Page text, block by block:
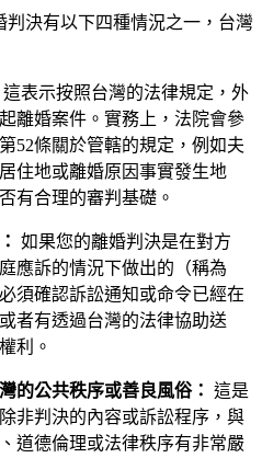
決有以下四種情況之一，台灣
這表示按照台灣的法律規定，外
離婚案件。實務上，法院會參
52條關於管轄的規定，例如夫
住地或離婚原因事實發生地
有合理的審判基礎。
如果您的離婚判決是在對方
應訴的情況下做出的（稱為
須確認訴訟通知或命令已經在
者有透過台灣的法律協助送
利。
的公共秩序或善良風俗： 這是
非判決的內容或訴訟程序，與
道德倫理或法律秩序有非常嚴